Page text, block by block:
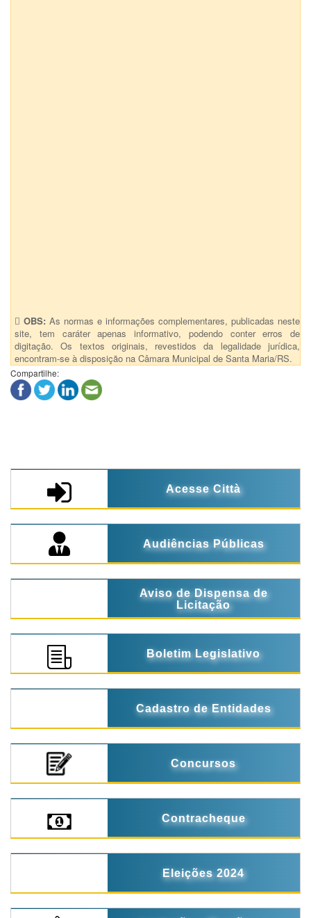
OBS: As normas e informações complementares, publicadas neste
site, tem caráter apenas informativo, podendo conter erros de
digitação. Os textos originais, revestidos da legalidade jurídica,
encontram-se à disposição na Câmara Municipal de Santa Maria/RS.
Compartilhe:
Acesse Città
Audiências Públicas
Aviso de Dispensa de
Licitação
Boletim Legislativo
Cadastro de Entidades
Concursos
Contracheque
Eleições 2024